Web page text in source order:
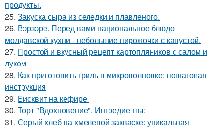
продукты.
25. Закуска сыра из селедки и плавленого.
26. Вэрзэре. Перед вами национальное блюдо
молдавской кухни - небольшие пирожочки с капустой.
27. Простой и вкусный рецепт картопляников с салом и
луком
28. Как приготовить гриль в микроволновке: пошаговая
инструкция
29. Бисквит на кефире.
30. Торт "Вдохновение". Ингредиенты:
31. Серый хлеб на хмелевой закваске: уникальная